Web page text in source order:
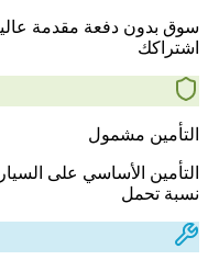
سوق بدون دفعة مقدمة
اشتراكك
التأمين مشمول
التأمين الأساسي على
نسبة تحمل